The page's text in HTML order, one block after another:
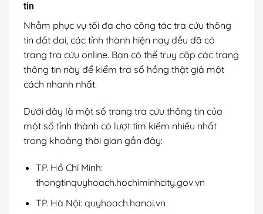
tin
Nhằm phục vụ tối đa cho công tác tra cứu thông
tin đất đai, các tỉnh thành hiện nay đều đã có
trang tra cứu online. Bạn có thể truy cập các trang
thông tin này để kiểm tra sổ hồng thật giả một
cách nhanh nhất.
Dưới đây là một số trang tra cứu thông tin của
một số tỉnh thành có lượt tìm kiếm nhiều nhất
trong khoảng thời gian gần đây:
TP. Hồ Chí Minh:
thongtinquyhoach.hochiminhcity.gov.vn
TP. Hà Nội: quyhoach.hanoi.vn